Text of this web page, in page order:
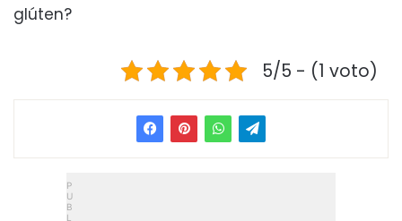
glúten?
5/5 - (1 voto)